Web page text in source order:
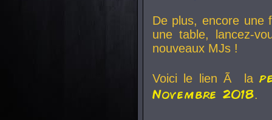
De plus, encore une
une table, lancez-
nouveaux MJs !
Voici le lien Ã la
Novembre 2018.